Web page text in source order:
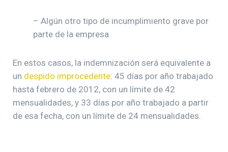
– Algún otro tipo de incumplimiento grave por
parte de la empresa
En estos casos, la indemnización será equivalente a
un despido improcedente: 45 días por año trabajado
hasta febrero de 2012, con un límite de 42
mensualidades, y 33 días por año trabajado a partir
de esa fecha, con un límite de 24 mensualidades.